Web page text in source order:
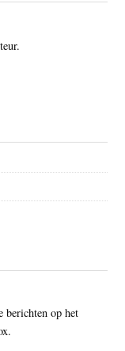
berichten op het